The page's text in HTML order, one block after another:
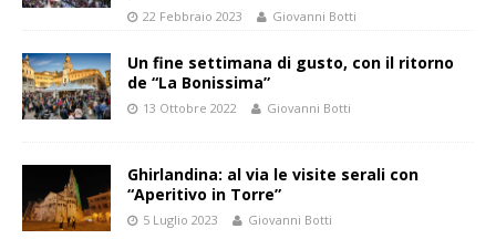
22 Febbraio 2023 Giovanni Botti
Un fine settimana di gusto, con il ritorno
de “La Bonissima”
13 Ottobre 2022 Giovanni Botti
Ghirlandina: al via le visite serali con
“Aperitivo in Torre”
5 Luglio 2023 Giovanni Botti